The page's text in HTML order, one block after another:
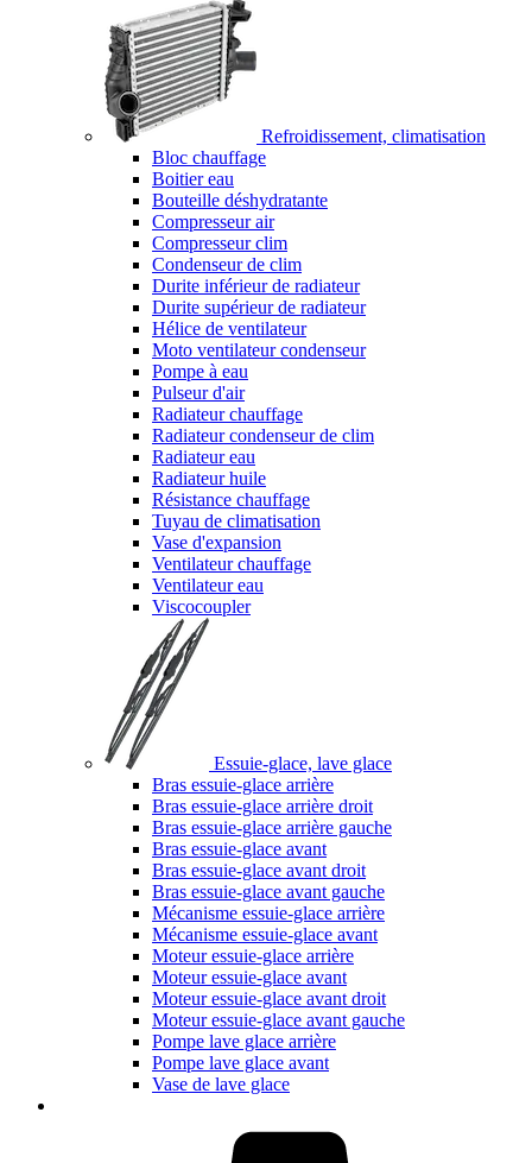
Refroidissement, climatisation
Bloc chauffage
Boitier eau
Bouteille déshydratante
Compresseur air
Compresseur clim
Condenseur de clim
Durite inférieur de radiateur
Durite supérieur de radiateur
Hélice de ventilateur
Moto ventilateur condenseur
Pompe à eau
Pulseur d'air
Radiateur chauffage
Radiateur condenseur de clim
Radiateur eau
Radiateur huile
Résistance chauffage
Tuyau de climatisation
Vase d'expansion
Ventilateur chauffage
Ventilateur eau
Viscocoupler
Essuie-glace, lave glace
Bras essuie-glace arrière
Bras essuie-glace arrière droit
Bras essuie-glace arrière gauche
Bras essuie-glace avant
Bras essuie-glace avant droit
Bras essuie-glace avant gauche
Mécanisme essuie-glace arrière
Mécanisme essuie-glace avant
Moteur essuie-glace arrière
Moteur essuie-glace avant
Moteur essuie-glace avant droit
Moteur essuie-glace avant gauche
Pompe lave glace arrière
Pompe lave glace avant
Vase de lave glace